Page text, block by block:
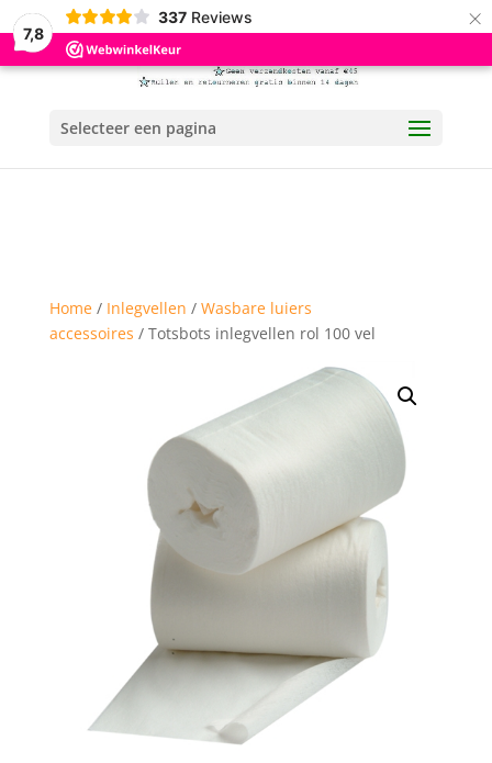
7,8
337 Reviews ×
Selecteer een pagina
Home/ Inlegvellen / Wasbare luiers
accessoires / Totsbots inlegvellen rol 100 vel